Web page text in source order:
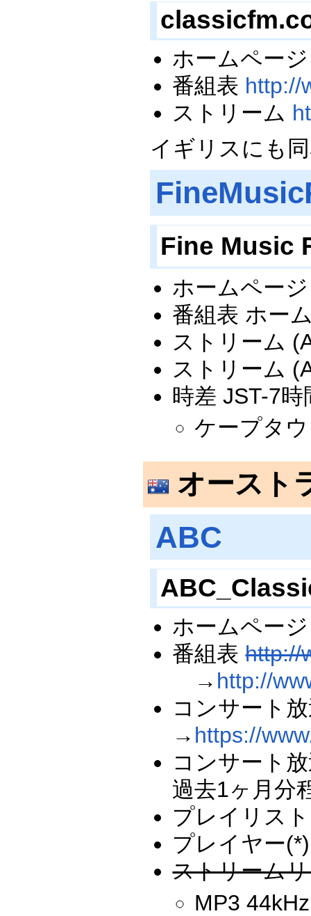
ホームペー
番組表 http://
ストリーム
イギリスにも
Fine Music
ホームペー
番組表 ホー
ストリーム
ストリーム
時差 JST-7
ケープタ
オースト
ABC
ホームペー
番組表http://
→ http://
コンサート
→ https://
コンサート
過去1ヶ月分
プレイリス
プレイヤー
ストリーム
MP3